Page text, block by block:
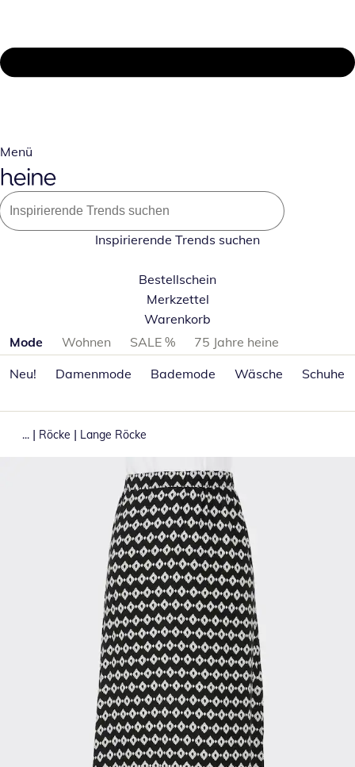
Menü
Inspirierende Trends suchen
Bestellschein
Merkzettel
Warenkorb
Produktkategorien überspringen
Mode Wohnen SALE %
75 Jahre heine
Neu!
Damenmode Bademode Wäsche Schuhe
... | Röcke | Lange Röcke